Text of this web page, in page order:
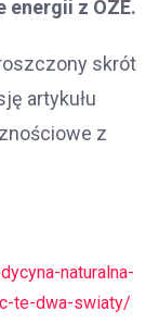
energii z OZE.
skrót
artykułu
z
naturalna-
te-dwa-swiaty/